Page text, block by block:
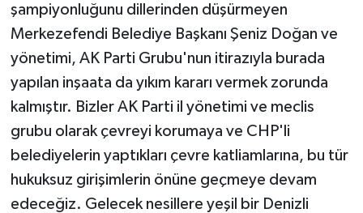
şampiyonluğunu dillerinden düşürmeyen
Merkezefendi Belediye Başkanı Şeniz Doğan ve
yönetimi, AK Parti Grubu'nun itirazıyla burada
yapılan inşaata da yıkım kararı vermek zorunda
kalmıştır. Bizler AK Parti il yönetimi ve meclis
grubu olarak çevreyi korumaya ve CHP'li
belediyelerin yaptıkları çevre katliamlarına, bu tür
hukuksuz girişimlerin önüne geçmeye devam
edeceğiz. Gelecek nesillere yeşil bir Denizli